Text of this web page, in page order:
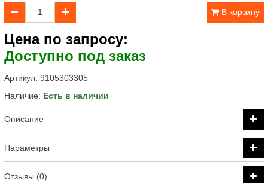
В корзину
Цена по запросу:
Доступно под заказ
Артикул: 9105303305
Наличие: Есть в наличии
Описание
Параметры
Отзывы (0)